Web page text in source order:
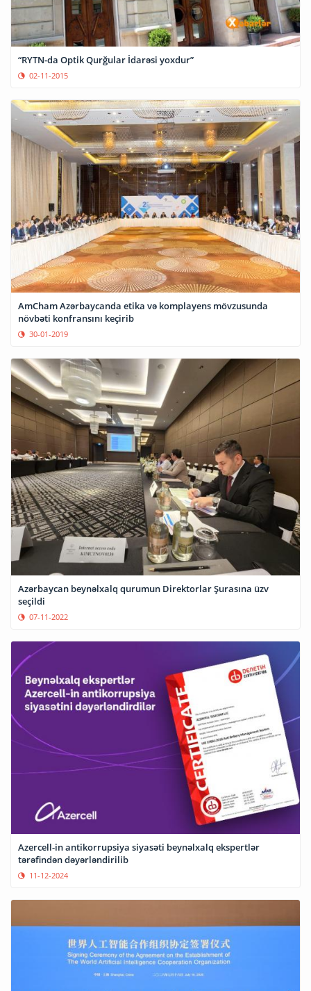
“RYTN-da Optik Qurğular İdarəsi yoxdur”
02-11-2015
AmCham Azərbaycanda etika və komplayens mövzusunda
növbəti konfransını keçirib
30-01-2019
Azərbaycan beynəlxalq qurumun Direktorlar Şurasına üzv
seçildi
07-11-2022
Azercell-in antikorrupsiya siyasəti beynəlxalq ekspertlər
tərəfindən dəyərləndirilib
11-12-2024